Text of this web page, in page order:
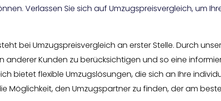
Verlassen Sie sich auf Umzugspreisvergleich, um
bei Umzugspreisvergleich an erster Stelle. Durch
anderer Kunden zu berücksichtigen und so eine
bietet flexible Umzugslösungen, die sich an Ihre
Möglichkeit, den Umzugspartner zu finden, der am